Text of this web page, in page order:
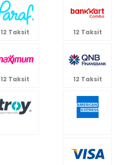
12 Taksit 12 Taksit
12 Taksit 12 Taksit